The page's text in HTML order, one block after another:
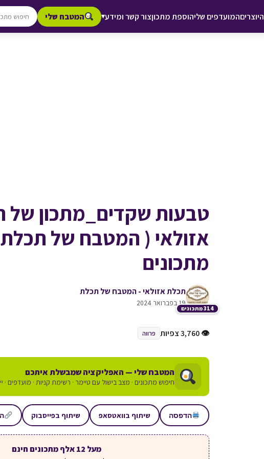
היוצריםהמועדפים שליהוספת מתכוןצור קשר ומידע▾ המטבח שלי
טבעות שקדים_מתכון של
אזולאי ( המטבח של
מתכונים
314 מתכונים
תכלת אזולאי - המטבח של תכלת
19 בפברואר 2024
♥ הוספה
👁 3,760 צפיות פרווה
המטבח שלי — האפליקציה שמבשלת איתכם
חיפוש מתכונים · מצב בישול עם טיימר · רשימת קניות · מועדפים ·
הדפסה שיתוף בוואטסאפ שיתוף בפייסבוק
מעל 12 אלף מתכונים חינם